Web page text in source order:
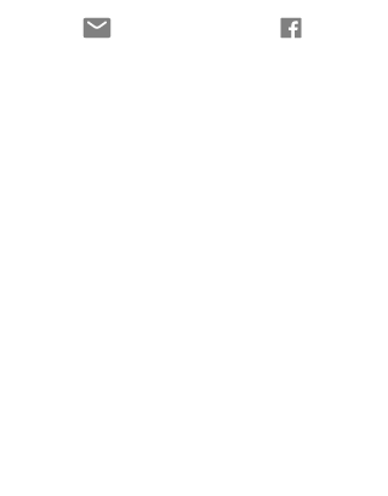
לכשהביט בין הצינורות ,הבחין "בנשים יפות וצעירות
שמשתכשכות להנאתן תחת מקלחת "וכ"ו…